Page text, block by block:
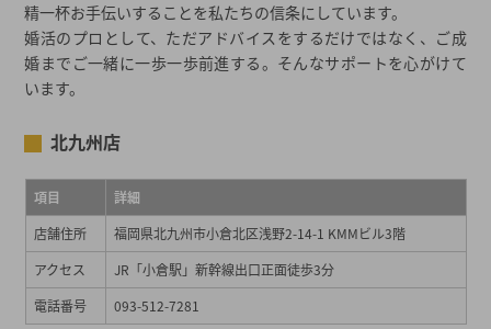
精一杯お手伝いすることを私たちの信条にしています。
婚活のプロとして、ただアドバイスをするだけではなく、ご成
婚までご一緒に一歩一歩前進する。そんなサポートを心がけて
います。
北九州店
項目
詳細
店舗住所
福岡県北九州市小倉北区浅野2-14-1 KMMビル3階
アクセス
JR「小倉駅」新幹線出口正面徒歩3分
電話番号
093-512-7281